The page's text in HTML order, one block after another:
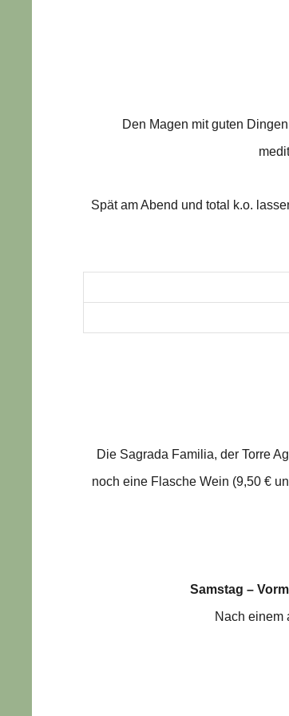
Den Magen mit guten
Spät am Abend und total k.o.
Die Sagrada Familia, der Torre
noch eine Flasche Wein (9,50 €
Samstag –
Nach einem